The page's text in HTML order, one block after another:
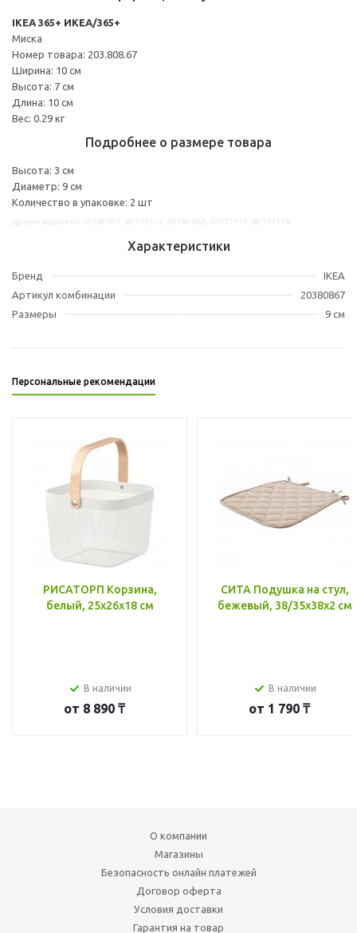
IKEA 365+ ИКЕА/365+
Миска
Номер товара: 203.808.67
Ширина: 10 см
Высота: 7 см
Длина: 10 см
Вес: 0.29 кг
Подробнее о размере товара
Высота: 3 см
Диаметр: 9 см
Количество в упаковке: 2 шт
Характеристики
Бренд
IKEA
Артикул комбинации
20380867
Размеры
9 см
Персональные рекомендации
РИСАТОРП Корзина,
белый, 25x26x18 см
В наличии
от 8 890 ₸
СИТА Подушка на стул,
бежевый, 38/35x38x2 см
В наличии
от 1 790 ₸
О компании
Магазины
Безопасность онлайн платежей
Договор оферта
Условия доставки
Гарантия на товар